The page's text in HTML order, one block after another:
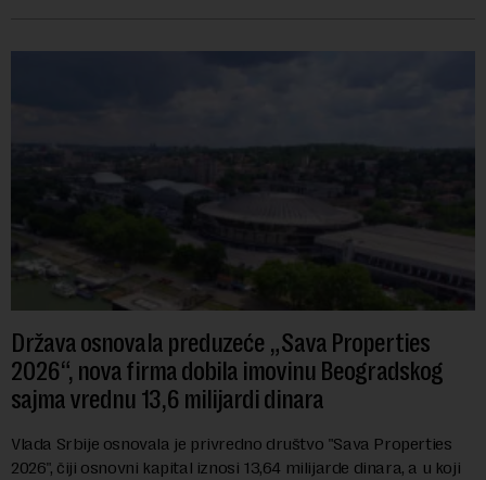
Država osnovala preduzeće „Sava Properties
2026“, nova firma dobila imovinu Beogradskog
sajma vrednu 13,6 milijardi dinara
Vlada Srbije osnovala je privredno društvo "Sava Properties
2026", čiji osnovni kapital iznosi 13,64 milijarde dinara, a u koji